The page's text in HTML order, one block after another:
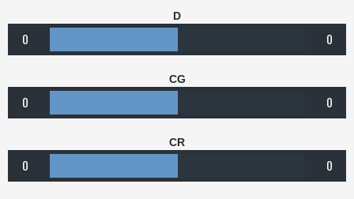
D
0 0
CG
0 0
CR
0 0